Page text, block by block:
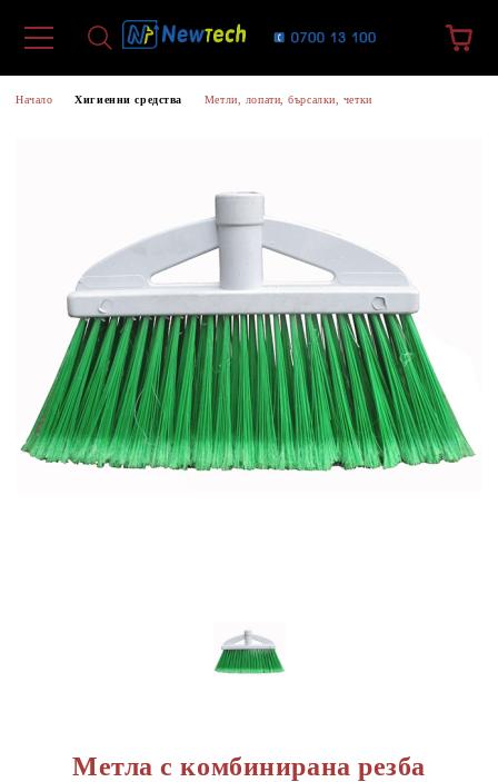
Начало Хигиенни средства Метли, лопати, бърсалки, четки
Метла с комбинирана резба